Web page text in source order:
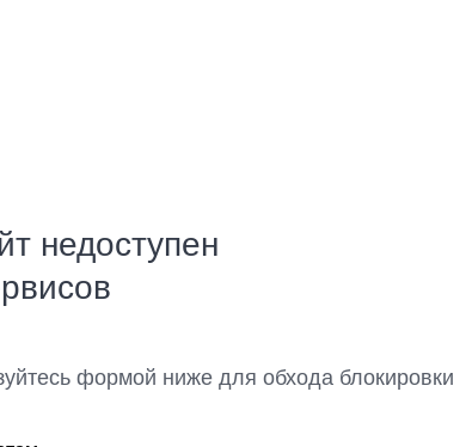
недоступен
формой ниже для обхода блокировки